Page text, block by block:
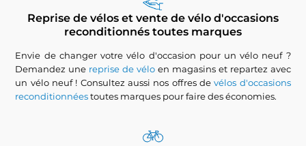
Reprise de vélos et vente de vélo d'occasions
reconditionnés toutes marques
Envie de changer votre vélo d'occasion pour un vélo neuf ?
Demandez une reprise de vélo en magasins et repartez avec
un vélo neuf ! Consultez aussi nos offres devélos d'occasions
reconditionnéestoutes marques pour faire des économies.